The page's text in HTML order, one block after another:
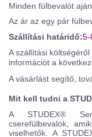
Minden fülbevalót
Az ár az egy pár
Szállítási határidő:5-
A szállítási
információt a
A vásárlást segítő,
Mit kell tudni a
A STUDEX®
cserefülbevalók,
viselhetők. A